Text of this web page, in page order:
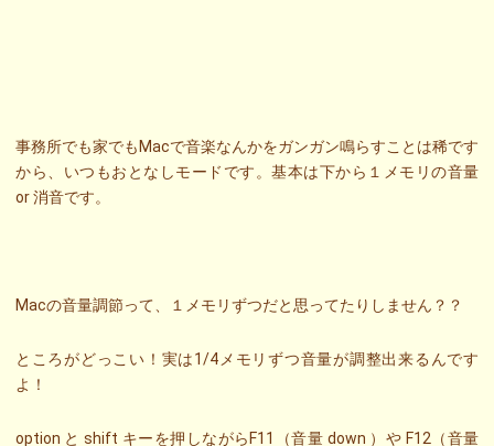
事務所でも家でもMacで音楽なんかをガンガン鳴らすことは稀です
から、いつもおとなしモードです。基本は下から１メモリの音量
or 消音です。
Macの音量調節って、１メモリずつだと思ってたりしません？？
ところがどっこい！実は1/4メモリずつ音量が調整出来るんです
よ！
option と shift キーを押しながらF11（音量 down ）や F12（音量